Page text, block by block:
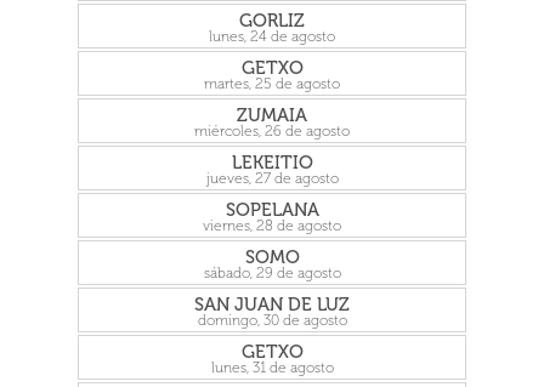
GORLIZ
lunes, 24 de agosto
GETXO
martes, 25 de agosto
ZUMAIA
miércoles, 26 de agosto
LEKEITIO
jueves, 27 de agosto
SOPELANA
viernes, 28 de agosto
SOMO
sábado, 29 de agosto
SAN JUAN DE LUZ
domingo, 30 de agosto
GETXO
lunes, 31 de agosto